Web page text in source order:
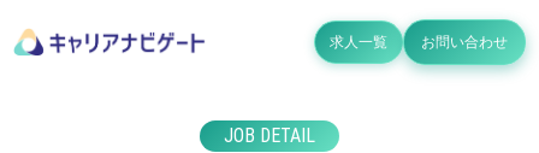
求人一覧 お問い合わせ
JOB DETAIL